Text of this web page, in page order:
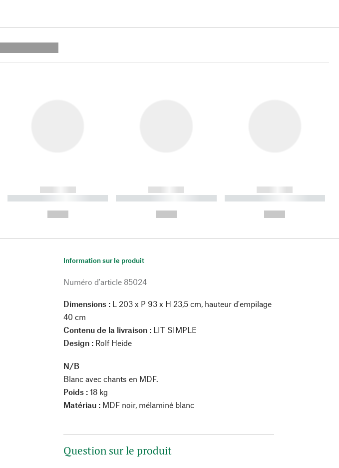
------------
----------- ----------- ----------
------------
----------- ----------- ----------
------------
----------- ----------- ----------
Information sur le produit
Numéro d'article 85024
Dimensions : L 203 x P 93 x H 23,5 cm, hauteur d'empilage
40 cm
Contenu de la livraison : LIT SIMPLE
Design : Rolf Heide
N/B
Blanc avec chants en MDF.
Poids : 18 kg
Matériau : MDF noir, mélaminé blanc
Question sur le produit